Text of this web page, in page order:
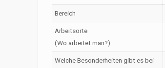
Bereich
Arbeitsorte
(Wo arbeitet man?)
Welche Besonderheiten gibt es bei